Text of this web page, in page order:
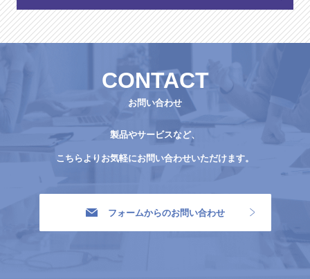
CONTACT
お問い合わせ
製品やサービスなど、
こちらよりお気軽にお問い合わせいただけます。
フォームからのお問い合わせ